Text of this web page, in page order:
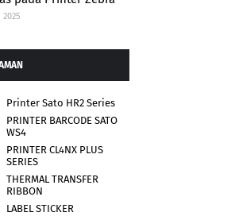
2025
Printer Sato HR2 Series
PRINTER BARCODE SATO
WS4
PRINTER CL4NX PLUS
SERIES
THERMAL TRANSFER
RIBBON
LABEL STICKER